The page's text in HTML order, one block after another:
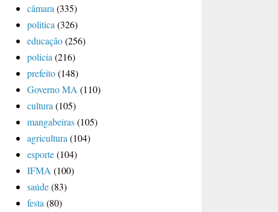
câmara(335)
politica(326)
educação(256)
policia(216)
prefeito(148)
Governo MA (110)
cultura(105)
mangabeiras(105)
agricultura(104)
esporte(104)
IFMA (100)
saúde(83)
festa(80)